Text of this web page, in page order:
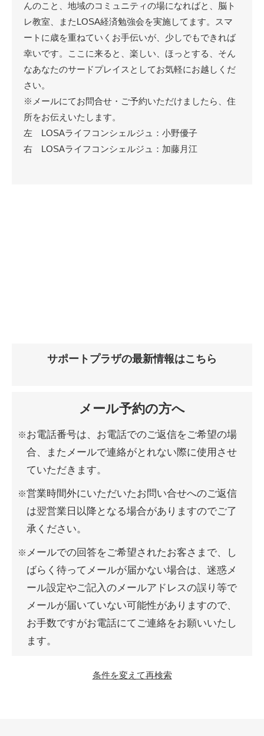
んのこと、地域のコミュニティの場になればと、脳ト
レ教室、またLOSA経済勉強会を実施してます。スマ
ートに歳を重ねていくお手伝いが、少しでもできれば
幸いです。ここに来ると、楽しい、ほっとする、そん
なあなたのサードプレイスとしてお気軽にお越しくだ
さい。
※メールにてお問合せ・ご予約いただけましたら、住
所をお伝えいたします。
左 LOSAライフコンシェルジュ：小野優子
右 LOSAライフコンシェルジュ：加藤月江
サポートプラザの最新情報はこちら
メール予約の方へ
お電話番号は、お電話でのご返信をご希望の場
合、またメールで連絡がとれない際に使用させ
ていただきます。
営業時間外にいただいたお問い合せへのご返信
は翌営業日以降となる場合がありますのでご了
承ください。
メールでの回答をご希望されたお客さまで、し
ばらく待ってメールが届かない場合は、迷惑メ
ール設定やご記入のメールアドレスの誤り等で
メールが届いていない可能性がありますので、
お手数ですがお電話にてご連絡をお願いいたし
ます。
条件を変えて再検索